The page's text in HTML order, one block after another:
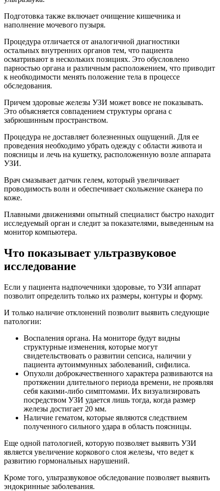
Подготовка также включает очищение кишечника и
наполнение мочевого пузыря.
Процедура отличается от аналогичной диагностики
остальных внутренних органов тем, что пациента
осматривают в нескольких позициях. Это обусловлено
парностью органа и различным расположением, что приводит
к необходимости менять положение тела в процессе
обследования.
Причем здоровые железы УЗИ может вовсе не показывать.
Это объясняется совпадением структуры органа с
забрюшинным пространством.
Процедура не доставляет болезненных ощущений. Для ее
проведения необходимо убрать одежду с области живота и
поясницы и лечь на кушетку, расположенную возле аппарата
УЗИ.
Врач смазывает датчик гелем, который увеличивает
проводимость волн и обеспечивает скольжение сканера по
коже.
Плавными движениями опытный специалист быстро находит
исследуемый орган и следит за показателями, выведенным на
монитор компьютера.
Что показывает ультразвуковое
исследование
Если у пациента надпочечники здоровые, то УЗИ аппарат
позволит определить только их размеры, контуры и форму.
И только наличие отклонений позволит выявить следующие
патологии:
Воспаления органа. На мониторе будут видны
структурные изменения, которые могут
свидетельствовать о развитии сепсиса, наличии у
пациента аутоиммунных заболеваний, сифилиса.
Опухоли доброкачественного характера развиваются на
протяжении длительного периода времени, не проявляя
себя какими-либо симптомами. Их визуализировать
посредством УЗИ удается лишь тогда, когда размер
железы достигает 20 мм.
Наличие гематом, которые являются следствием
полученного сильного удара в область поясницы.
Еще одной патологией, которую позволяет выявить УЗИ
является увеличение коркового слоя железы, что ведет к
развитию гормональных нарушений.
Кроме того, ультразвуковое обследование позволяет выявить
эндокринные заболевания.